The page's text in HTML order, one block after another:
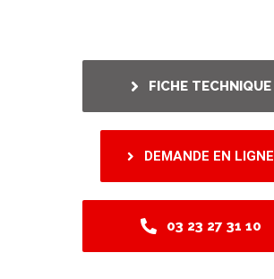
FICHE TECHNIQUE
DEMANDE EN LIGNE
03 23 27 31 10